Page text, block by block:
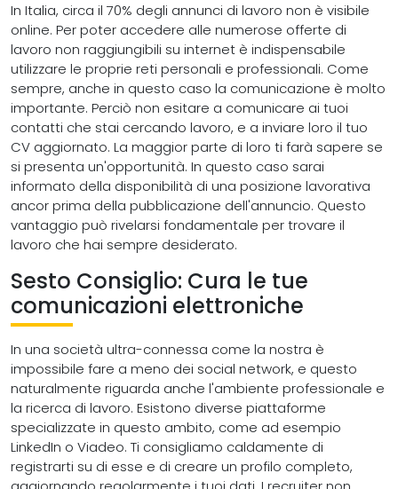
In Italia, circa il 70% degli annunci di lavoro non è visibile
online. Per poter accedere alle numerose offerte di
lavoro non raggiungibili su internet è indispensabile
utilizzare le proprie reti personali e professionali. Come
sempre, anche in questo caso la comunicazione è molto
importante. Perciò non esitare a comunicare ai tuoi
contatti che stai cercando lavoro, e a inviare loro il tuo
CV aggiornato. La maggior parte di loro ti farà sapere se
si presenta un'opportunità. In questo caso sarai
informato della disponibilità di una posizione lavorativa
ancor prima della pubblicazione dell'annuncio. Questo
vantaggio può rivelarsi fondamentale per trovare il
lavoro che hai sempre desiderato.
Sesto Consiglio: Cura le tue
comunicazioni elettroniche
In una società ultra-connessa come la nostra è
impossibile fare a meno dei social network, e questo
naturalmente riguarda anche l'ambiente professionale e
la ricerca di lavoro. Esistono diverse piattaforme
specializzate in questo ambito, come ad esempio
LinkedIn o Viadeo. Ti consigliamo caldamente di
registrarti su di esse e di creare un profilo completo,